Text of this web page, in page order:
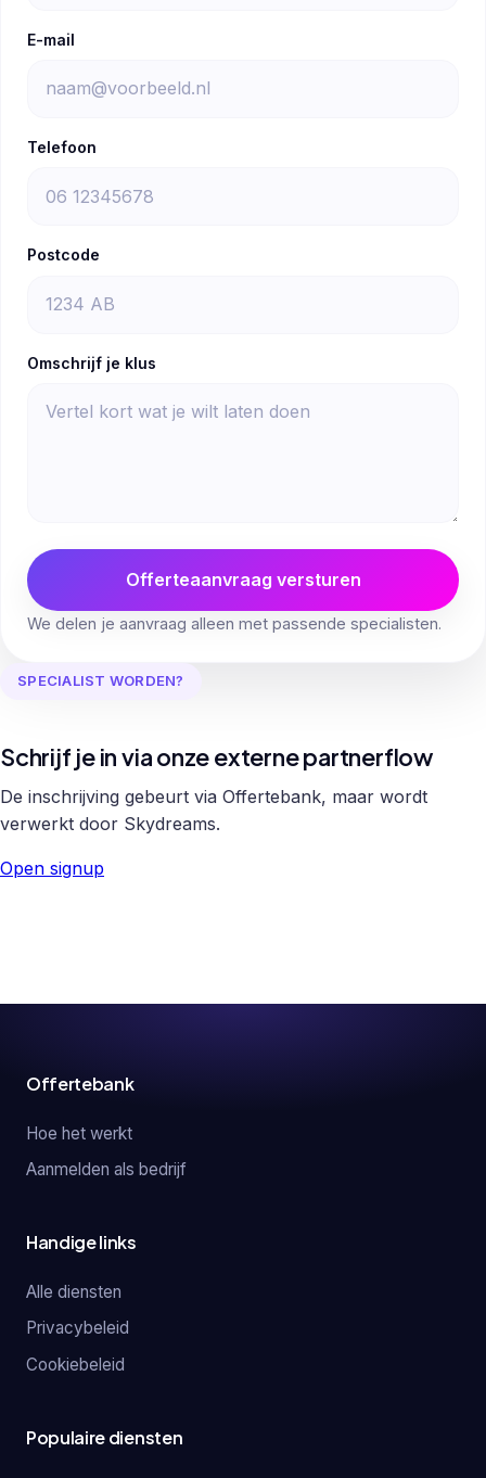
E-mail
Telefoon
Postcode
Omschrijf je klus
Offerteaanvraag versturen
We delen je aanvraag alleen met passende specialisten.
SPECIALIST WORDEN?
Schrijf je in via onze externe partnerflow
De inschrijving gebeurt via Offertebank, maar wordt
verwerkt door Skydreams.
Open signup
Offertebank
Hoe het werkt
Aanmelden als bedrijf
Handige links
Alle diensten
Privacybeleid
Cookiebeleid
Populaire diensten